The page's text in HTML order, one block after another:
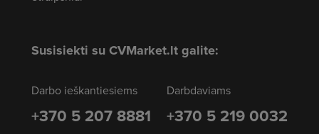
Susisiekti su CVMarket.lt galite:
Darbo ieškantiesiems
+370 5 207 8881
Darbdaviams
+370 5 219 0032